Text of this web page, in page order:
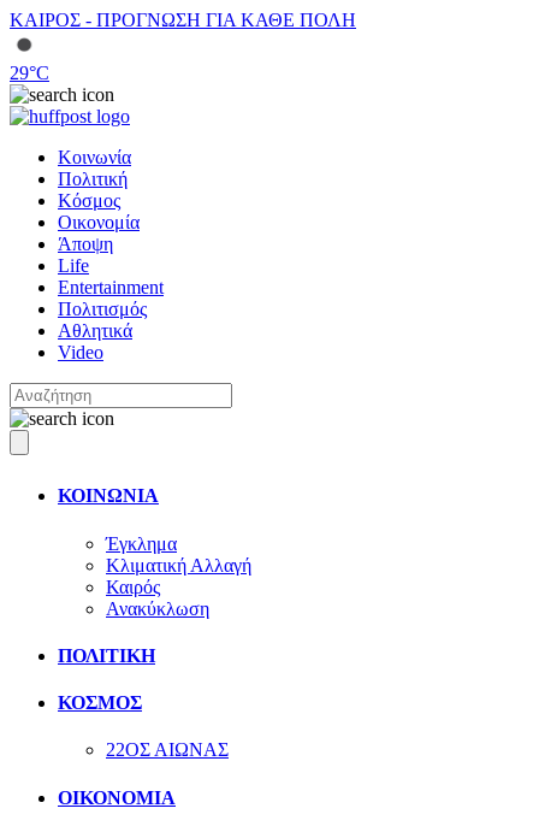
ΚΑΙΡΟΣ - ΠΡΟΓΝΩΣΗ ΓΙΑ ΚΑΘΕ ΠΟΛΗ
29°C
Κοινωνία
Πολιτική
Κόσμος
Οικονομία
Άποψη
Life
Entertainment
Πολιτισμός
Αθλητικά
Video
ΚΟΙΝΩΝΙΑ
Έγκλημα
Κλιματική Αλλαγή
Καιρός
Ανακύκλωση
ΠΟΛΙΤΙΚΗ
ΚΟΣΜΟΣ
22ΟΣ ΑΙΩΝΑΣ
ΟΙΚΟΝΟΜΙΑ